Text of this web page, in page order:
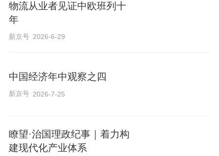
物流从业者见证中欧班列十
年
新京号 2026-6-29
中国经济年中观察之四
新京号 2026-7-25
瞭望·治国理政纪事｜着力构
建现代化产业体系